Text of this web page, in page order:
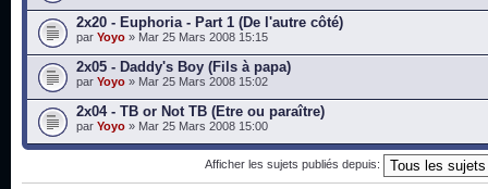
2x20 - Euphoria - Part 1 (De l'autre côté)
par Yoyo » Mar 25 Mars 2008 15:15
2x05 - Daddy's Boy (Fils à papa)
par Yoyo » Mar 25 Mars 2008 15:02
2x04 - TB or Not TB (Etre ou paraître)
par Yoyo » Mar 25 Mars 2008 15:00
Afficher les sujets publiés depuis: